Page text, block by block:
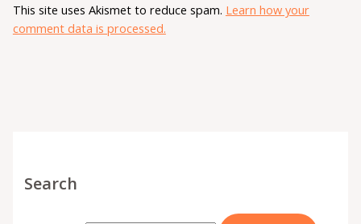
This site uses Akismet to reduce spam. Learn how your
comment data is processed.
Search